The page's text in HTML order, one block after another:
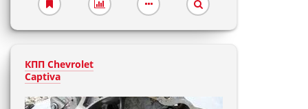
КПП Chevrolet
Captiva